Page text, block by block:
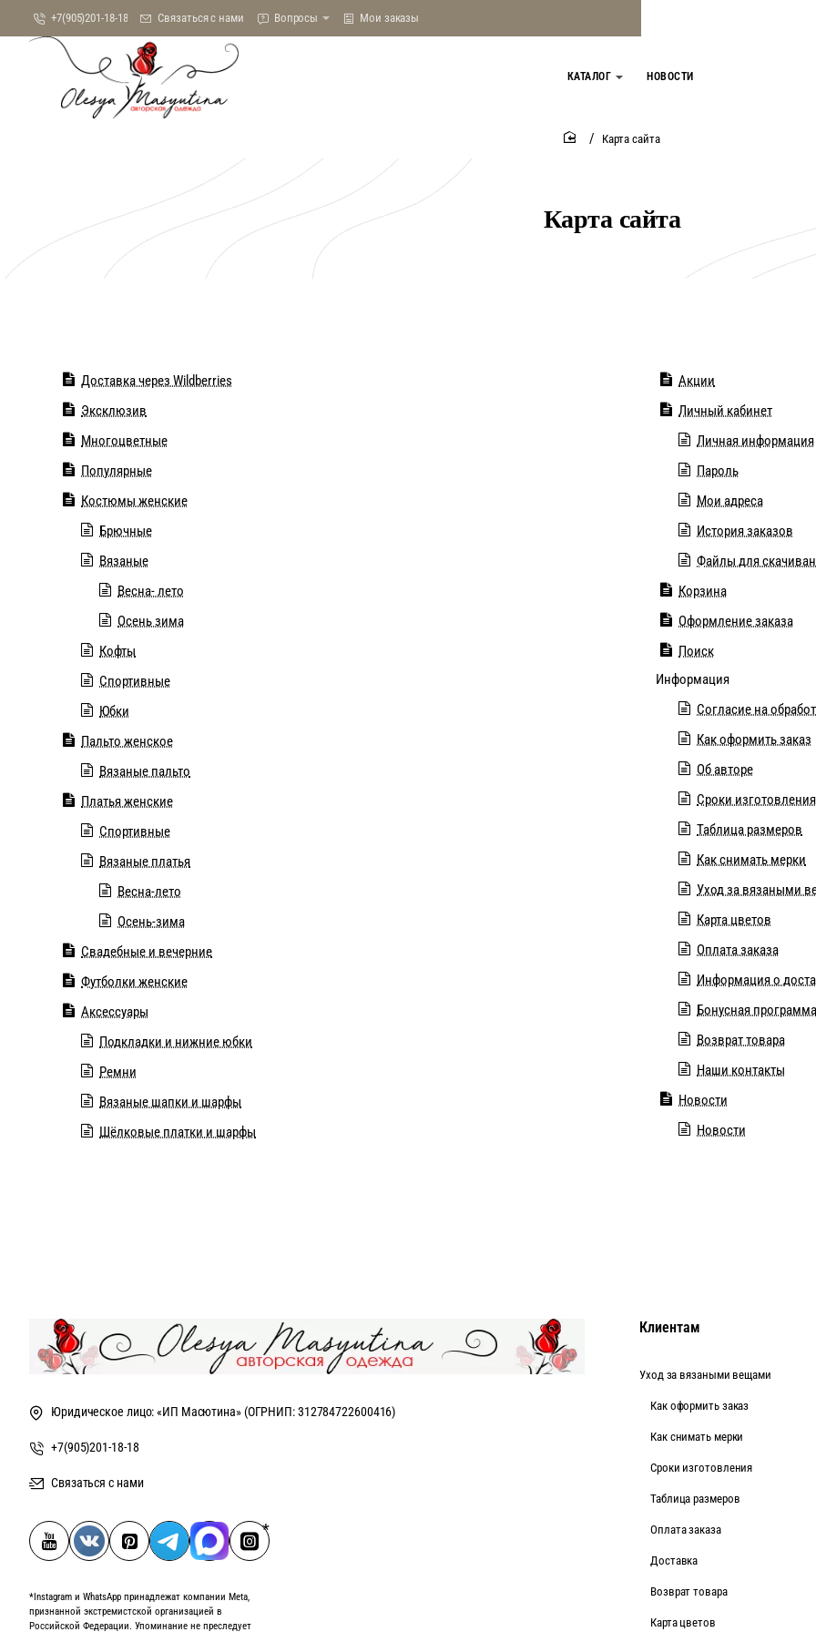
+7(905)201-18-18 Связаться с нами Вопросы Мои заказы
КАТАЛОГ НОВОСТИ
Карта сайта
Карта сайта
Доставка через Wildberries
Эксклюзив
Многоцветные
Популярные
Костюмы женские
Брючные
Вязаные
Весна- лето
Осень зима
Кофты
Спортивные
Юбки
Пальто женское
Вязаные пальто
Платья женские
Спортивные
Вязаные платья
Весна-лето
Осень-зима
Свадебные и вечерние
Футболки женские
Аксессуары
Подкладки и нижние юбки
Ремни
Вязаные шапки и шарфы
Шёлковые платки и шарфы
Акции
Личный кабинет
Личная информация
Пароль
Мои адреса
История заказов
Файлы для
Корзина
Оформление заказа
Поиск
Информация
Согласие на
Как оформить заказ
Об авторе
Cроки изготовления
Таблица размеров
Как снимать мерки
Уход за вязаными
Карта цветов
Оплата заказа
Информация о
Бонусная программа
Возврат товара
Наши контакты
Новости
Новости
Юридическое лицо: «ИП Масютина» (ОГРНИП: 312784722600416)
+7(905)201-18-18
Связаться с нами
*Instagram и WhatsApp принадлежат компании Meta,
признанной экстремистской организацией в
Российской Федерации. Упоминание не преследует
Клиентам
Уход за вязаными вещами
Как оформить заказ
Как снимать мерки
Cроки изготовления
Таблица размеров
Оплата заказа
Доставка
Возврат товара
Карта цветов